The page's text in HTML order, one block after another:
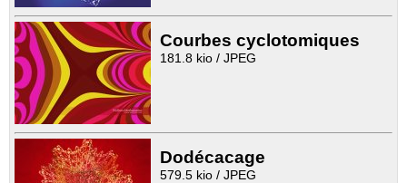
Courbes cyclotomiques
181.8 kio / JPEG
Dodécacage
579.5 kio / JPEG